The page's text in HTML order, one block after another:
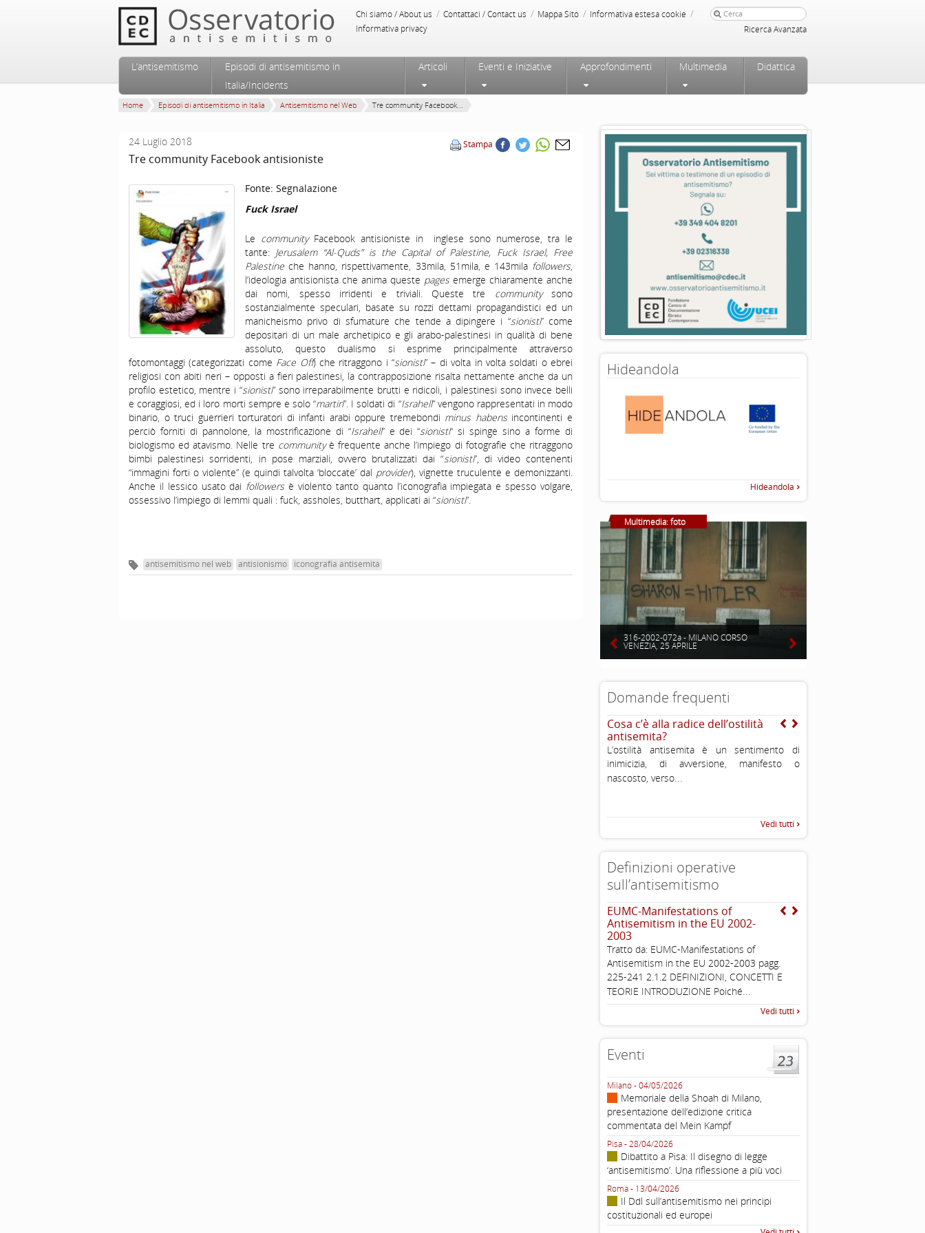
Chi siamo / About us / Contattaci / Contact us / Mappa Sito / Informativa estesa cookie /
Informativa privacy Ricerca Avanzata
Menu principale
Vai al contenuto principale
Vai al contenuto secondario
L’antisemitismo
Episodi di antisemitismo in
Italia/Incidents
Articoli Eventi e Iniziative Approfondimenti Multimedia Didattica
Home Episodi di antisemitismo in Italia Antisemitismo nel Web Tre community Facebook...
Stampa
24 Luglio 2018
Tre community Facebook antisioniste
Fonte: Segnalazione
Fuck Israel
Le communityFacebook antisioniste in inglese sono numerose, tra le
tante: Jerusalem “Al-Quds” is the Capital of Palestine, Fuck Israel, Free
Palestine che hanno, rispettivamente, 33mila, 51mila, e 143mila followers,
l’ideologia antisionista che anima queste pages emerge chiaramente anche
dai nomi, spesso irridenti e triviali. Queste tre communitysono
sostanzialmente speculari, basate su rozzi dettami propagandistici ed un
manicheismo privo di sfumature che tende a dipingere i “sionisti” come
depositari di un male archetipico e gli arabo-palestinesi in qualità di bene
assoluto, questo dualismo si esprime principalmente attraverso
fotomontaggi (categorizzati come Face Off) che ritraggono i “sionisti” – di volta in volta soldati o ebrei
religiosi con abiti neri – opposti a fieri palestinesi, la contrapposizione risalta nettamente anche da un
profilo estetico, mentre i “sionisti” sono irreparabilmente brutti e ridicoli, i palestinesi sono invece belli
e coraggiosi, ed i loro morti sempre e solo “martiri”. I soldati di “Israhell” vengono rappresentati in modo
binario, o truci guerrieri torturatori di infanti arabi oppure tremebondi minus habensincontinenti e
perciò forniti di pannolone, la mostrificazione di “Israhell” e dei “sionisti“ si spinge sino a forme di
biologismo ed atavismo. Nelle tre communityè frequente anche l’impiego di fotografie che ritraggono
bimbi palestinesi sorridenti, in pose marziali, ovvero brutalizzati dai “sionisti”, di video contenenti
“immagini forti o violente” (e quindi talvolta ‘bloccate’ dal provider), vignette truculente e demonizzanti.
Anche il lessico usato dai followersè violento tanto quanto l’iconografia impiegata e spesso volgare,
ossessivo l’impiego di lemmi quali : fuck, assholes, butthart, applicati ai “sionisti”.
antisemitismo nel web antisionismo iconografia antisemita
Hideandola
Hideandola
Multimedia: foto
316-2002-072a - MILANO CORSO
VENEZIA, 25 APRILE
Domande frequenti
Cosa c’è alla radice dell’ostilità
antisemita?
L’ostilità antisemita è un sentimento di
inimicizia, di avversione, manifesto o
nascosto, verso...
Vedi tutti
Definizioni operative
sull’antisemitismo
EUMC-Manifestations of
Antisemitism in the EU 2002-
2003
Tratto da: EUMC-Manifestations of
Antisemitism in the EU 2002-2003 pagg.
225-241 2.1.2 DEFINIZIONI, CONCETTI E
TEORIE INTRODUZIONE Poiché...
Vedi tutti
Eventi
Milano - 04/05/2026
Memoriale della Shoah di Milano,
presentazione dell’edizione critica
commentata del Mein Kampf
Pisa - 28/04/2026
Dibattito a Pisa: Il disegno di legge
‘antisemitismo’. Una riflessione a più voci
Roma - 13/04/2026
Il Ddl sull’antisemitismo nei principi
costituzionali ed europei